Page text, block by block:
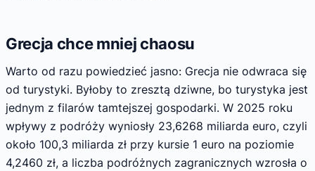
Grecja chce mniej chaosu
Warto od razu powiedzieć jasno: Grecja nie odwraca się
od turystyki. Byłoby to zresztą dziwne, bo turystyka jest
jednym z filarów tamtejszej gospodarki. W 2025 roku
wpływy z podróży wyniosły 23,6268 miliarda euro, czyli
około 100,3 miliarda zł przy kursie 1 euro na poziomie
4,2460 zł, a liczba podróżnych zagranicznych wzrosła o